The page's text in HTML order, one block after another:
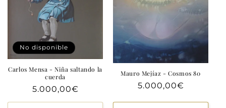
No disponible
Carlos Mensa - Niña saltando la
cuerda
Precio
habitual
5.000,00€
Mauro Mejíaz - Cosmos 80
Precio
5.000,00€